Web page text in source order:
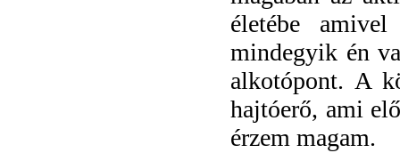
életébe
mindegyik én
alkotópont. A
hajtóerő, ami
érzem magam.